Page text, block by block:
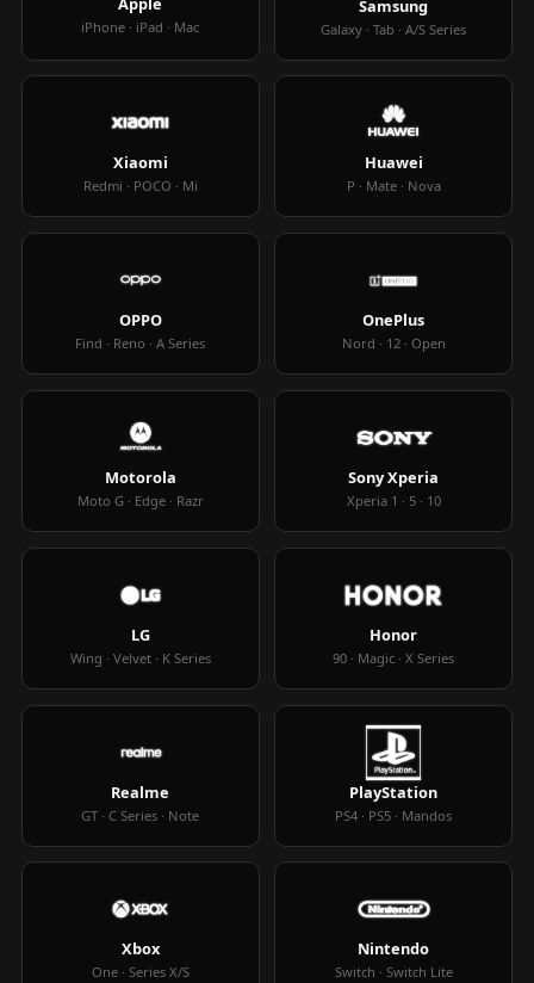
iPhone · iPad · Mac
Samsung
Galaxy · Tab · A/S Series
Xiaomi
Redmi · POCO · Mi
Huawei
P · Mate · Nova
OPPO
Find · Reno · A Series
OnePlus
Nord · 12 · Open
Motorola
Moto G · Edge · Razr
Sony Xperia
Xperia 1 · 5 · 10
LG
Wing · Velvet · K Series
Honor
90 · Magic · X Series
Realme
GT · C Series · Note
PlayStation
PS4 · PS5 · Mandos
Xbox
One · Series X/S
Nintendo
Switch · Switch Lite